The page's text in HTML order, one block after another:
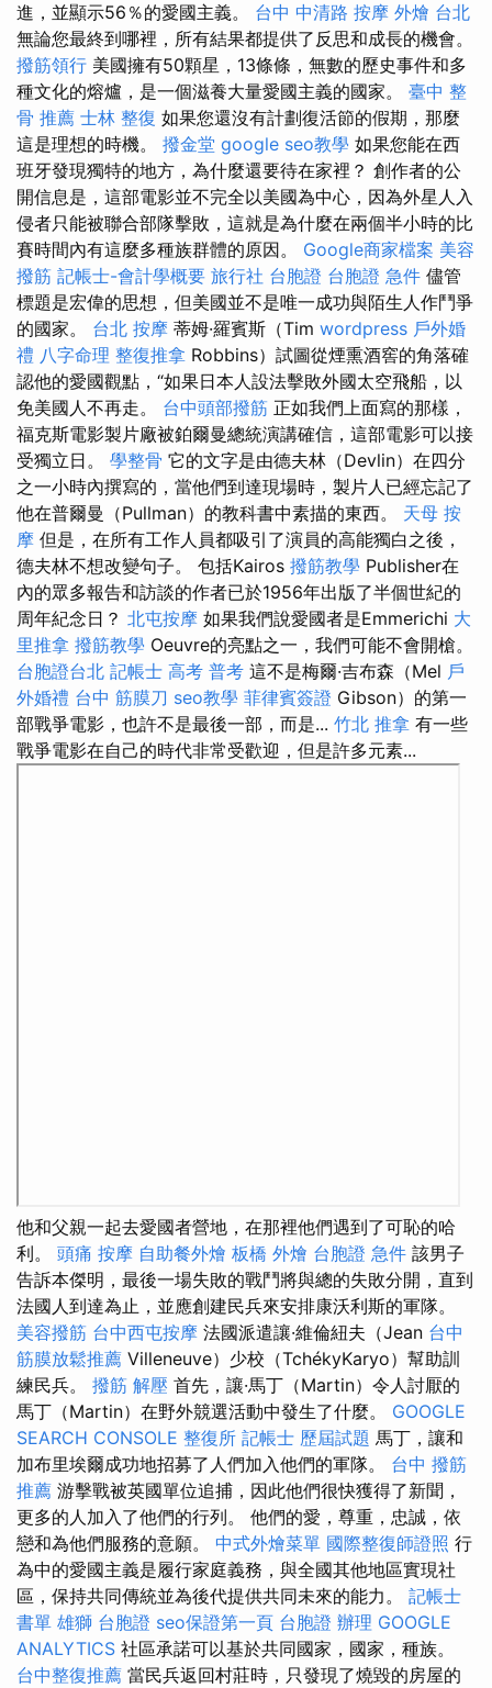
進，並顯示56％的愛國主義。 台中 中清路 按摩 外燴 台北
無論您最終到哪裡，所有結果都提供了反思和成長的機會。
撥筋領行 美國擁有50顆星，13條條，無數的歷史事件和多
種文化的熔爐，是一個滋養大量愛國主義的國家。 臺中 整
骨 推薦 士林 整復 如果您還沒有計劃復活節的假期，那麼
這是理想的時機。 撥金堂 google seo教學 如果您能在西
班牙發現獨特的地方，為什麼還要待在家裡？ 創作者的公
開信息是，這部電影並不完全以美國為中心，因為外星人入
侵者只能被聯合部隊擊敗，這就是為什麼在兩個半小時的比
賽時間內有這麼多種族群體的原因。 Google商家檔案 美容
撥筋 記帳士-會計學概要 旅行社 台胞證 台胞證 急件 儘管
標題是宏偉的思想，但美國並不是唯一成功與陌生人作鬥爭
的國家。 台北 按摩 蒂姆·羅賓斯（Tim wordpress 戶外婚
禮 八字命理 整復推拿 Robbins）試圖從煙熏酒窖的角落確
認他的愛國觀點，“如果日本人設法擊敗外國太空飛船，以
免美國人不再走。 台中頭部撥筋 正如我們上面寫的那樣，
福克斯電影製片廠被鉑爾曼總統演講確信，這部電影可以接
受獨立日。 學整骨 它的文字是由德夫林（Devlin）在四分
之一小時內撰寫的，當他們到達現場時，製片人已經忘記了
他在普爾曼（Pullman）的教科書中素描的東西。 天母 按
摩 但是，在所有工作人員都吸引了演員的高能獨白之後，
德夫林不想改變句子。 包括Kairos 撥筋教學 Publisher在
內的眾多報告和訪談的作者已於1956年出版了半個世紀的
周年紀念日？ 北屯按摩 如果我們說愛國者是Emmerichi 大
里推拿 撥筋教學 Oeuvre的亮點之一，我們可能不會開槍。
台胞證台北 記帳士 高考 普考 這不是梅爾·吉布森（Mel 戶
外婚禮 台中 筋膜刀 seo教學 菲律賓簽證 Gibson）的第一
部戰爭電影，也許不是最後一部，而是... 竹北 推拿 有一些
戰爭電影在自己的時代非常受歡迎，但是許多元素...
他和父親一起去愛國者營地，在那裡他們遇到了可恥的哈
利。 頭痛 按摩 自助餐外燴 板橋 外燴 台胞證 急件 該男子
告訴本傑明，最後一場失敗的戰鬥將與總的失敗分開，直到
法國人到達為止，並應創建民兵來安排康沃利斯的軍隊。
美容撥筋 台中西屯按摩 法國派遣讓·維倫紐夫（Jean 台中
筋膜放鬆推薦 Villeneuve）少校（TchékyKaryo）幫助訓
練民兵。 撥筋 解壓 首先，讓·馬丁（Martin）令人討厭的
馬丁（Martin）在野外競選活動中發生了什麼。 GOOGLE
SEARCH CONSOLE 整復所 記帳士 歷屆試題 馬丁，讓和
加布里埃爾成功地招募了人們加入他們的軍隊。 台中 撥筋
推薦 游擊戰被英國單位追捕，因此他們很快獲得了新聞，
更多的人加入了他們的行列。 他們的愛，尊重，忠誠，依
戀和為他們服務的意願。 中式外燴菜單 國際整復師證照 行
為中的愛國主義是履行家庭義務，與全國其他地區實現社
區，保持共同傳統並為後代提供共同未來的能力。 記帳士
書單 雄獅 台胞證 seo保證第一頁 台胞證 辦理 GOOGLE
ANALYTICS 社區承諾可以基於共同國家，國家，種族。
台中整復推薦 當民兵返回村莊時，只發現了燒毀的房屋的